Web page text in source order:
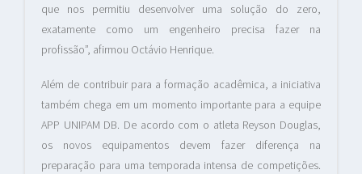
que nos permitiu desenvolver uma solução do zero,
exatamente como um engenheiro precisa fazer na
profissão”, afirmou Octávio Henrique.
Além de contribuir para a formação acadêmica, a iniciativa
também chega em um momento importante para a equipe
APP UNIPAM DB. De acordo com o atleta Reyson Douglas,
os novos equipamentos devem fazer diferença na
preparação para uma temporada intensa de competições.